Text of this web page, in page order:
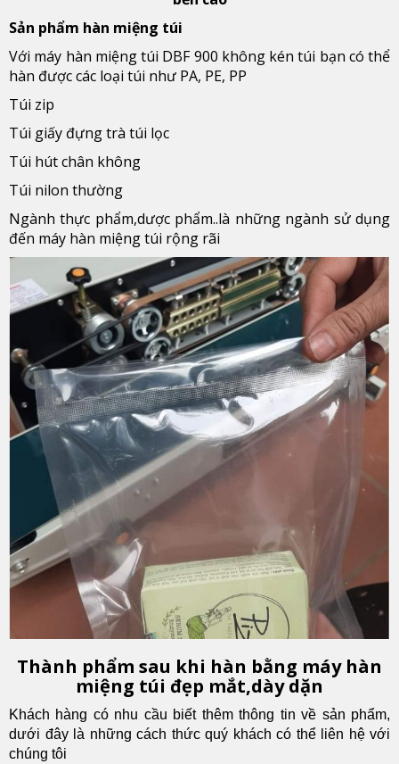
Sản phẩm hàn miệng túi
Với máy hàn miệng túi DBF 900 không kén túi bạn có thể
hàn được các loại túi như PA, PE, PP
Túi zip
Túi giấy đựng trà túi lọc
Túi hút chân không
Túi nilon thường
Ngành thực phẩm,dược phẩm..là những ngành sử dụng
đến máy hàn miệng túi rộng rãi
Thành phẩm sau khi hàn bằng máy hàn
miệng túi đẹp mắt,dày dặn
Khách hàng có nhu cầu biết thêm thông tin về sản phẩm,
dưới đây là những cách thức quý khách có thể liên hệ với
chúng tôi